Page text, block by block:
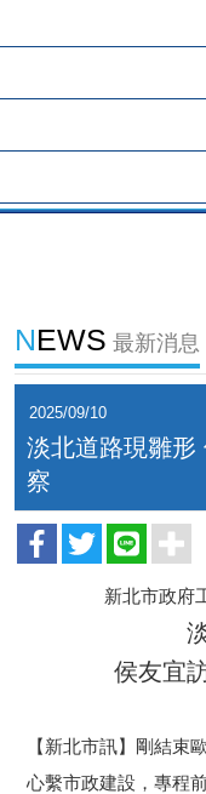
NEWS 最新消息
2025/09/10
淡北道路現雛形
察
新北市政
侯友宜
【新北市訊】剛結束
心繫市政建設，專程